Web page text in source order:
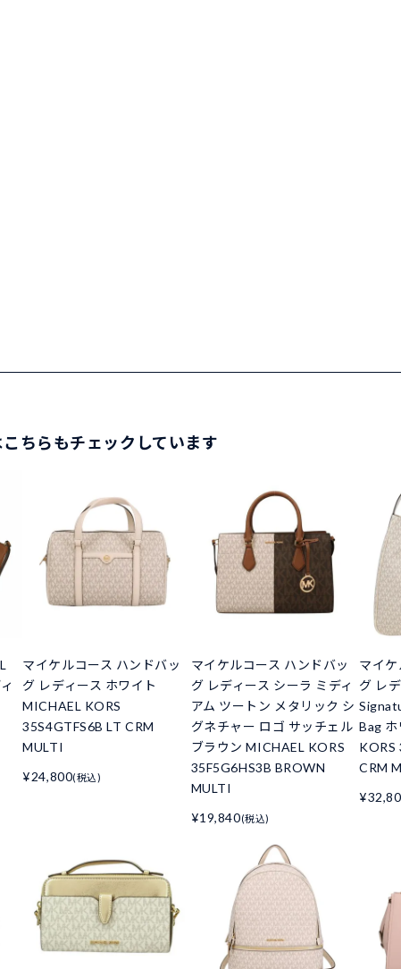
ちらもチェックしています
マイケルコース ハンドバッ
グ レディース ホワイト
MICHAEL KORS
35S4GTFS6B LT CRM
MULTI
¥24,800(税込)
マイケルコース ハンドバッ
グ レディース シーラ ミディ
アム ツートン メタリック シ
グネチャー ロゴ サッチェル
ブラウン MICHAEL KORS
35F5G6HS3B BROWN
MULTI
¥19,840(税込)
マイケ
グ レ
Bag
KORS
CRM